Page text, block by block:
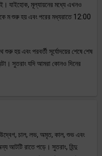
যাইহোক, মূল্যায়নের মধ্যে এখনও
ম শুরু হয় এবং পরের মধ্যরাতে 12:00
শুরু হয় এবং পরবর্তী সূর্যোদয়ের শেষে শেষ
সুতরাং যদি আমরা কোনও দিনের
উদ্বেগ, চাল, লভ, অমৃত, কাল, শুভ এবং
আটটি রাতে পড়ে। সুতরাং, হিন্দু